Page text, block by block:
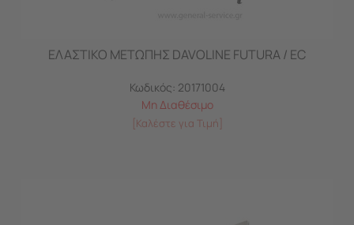
ΕΛΑΣΤΙΚΟ ΜΕΤΩΠΗΣ DAVOLINE FUTURA / EC
Κωδικός: 20171004
Μη Διαθέσιμο
[Καλέστε για Τιμή]